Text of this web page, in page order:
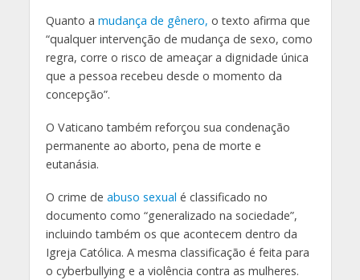
Quanto a mudança de gênero, o texto afirma que
“qualquer intervenção de mudança de sexo, como
regra, corre o risco de ameaçar a dignidade única
que a pessoa recebeu desde o momento da
concepção”.
O Vaticano também reforçou sua condenação
permanente ao aborto, pena de morte e
eutanásia.
O crime de abuso sexual é classificado no
documento como “generalizado na sociedade”,
incluindo também os que acontecem dentro da
Igreja Católica. A mesma classificação é feita para
o cyberbullying e a violência contra as mulheres.